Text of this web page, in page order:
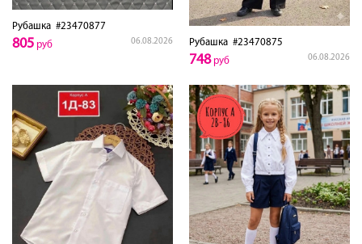
Рубашка #23470877
06.08.2026
805 руб Рубашка #23470875
06.08.2026
748руб